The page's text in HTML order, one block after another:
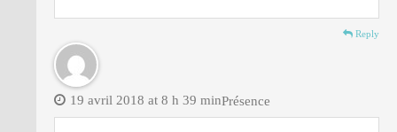
Reply
Présence
19 avril 2018 at 8 h 39 min